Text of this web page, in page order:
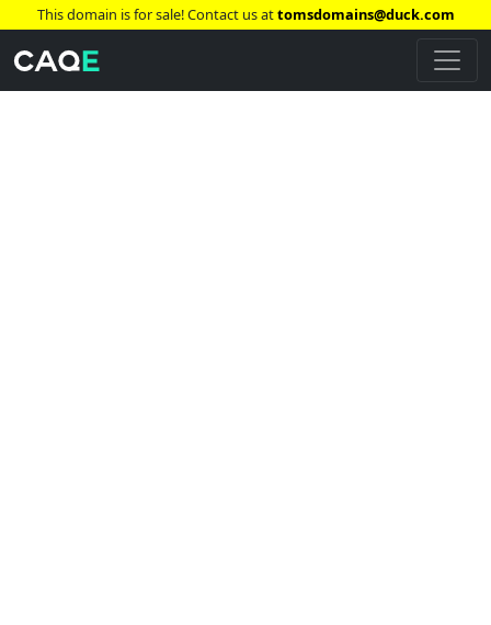
This domain is for sale! Contact us attomsdomains@duck.com